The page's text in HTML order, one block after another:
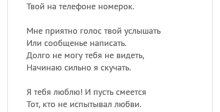
Твой на телефоне номерок.
Мне приятно голос твой услышать
Или сообщенье написать.
Долго не могу тебя не видеть,
Начинаю сильно я скучать.
Я тебя люблю! И пусть смеется
Тот, кто не испытывал любви.